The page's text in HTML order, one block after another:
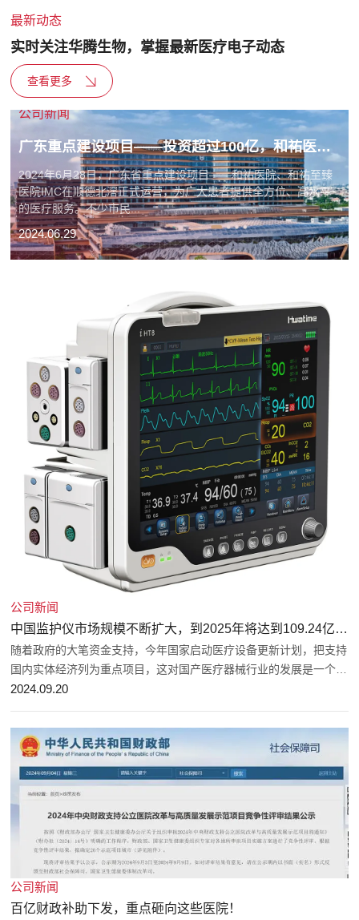
最新动态
实时关注华腾生物，掌握最新医疗电子动态
查看更多
公司新闻
广东重点建设项目——投资超过100亿，和祐医院在顺德正式运营，现大量采购医疗设备！
2024年6月28日，广东省重点建设项目——和祐医院、和祐至臻
医院IMC在顺德北滘正式运营，为广大患者提供全方位、高水平
的医疗服务。不少市民...
2024.06.29
公司新闻
中国监护仪市场规模不断扩大，到2025年将达到109.24亿元人民币
随着政府的大笔资金支持，今年国家启动医疗设备更新计划，把支持
国内实体经济列为重点项目，这对国产医疗器械行业的发展是一个非
常好的机遇。从前几年疫情期间国家对基层医疗大楼建设的大幅度投
年，这一市场继续展现出强劲的增长势头，不仅体现在市场规模的扩
大上，更在于技术创新和产品多样化的显著进步。 图片 图片 监护仪
广泛应用于医院的急诊室、重症监护病房(ICU)、手术室、病房以及
一些家庭护理环境。亚太地区监护仪占据全球市场将近一半份额，国
产监护仪市场普及率也在不断提高。 监护仪市场规模 监护仪市场在
全球范围内都有着广阔的市场前景。据监护仪市场占有率分析，预计
到2025年，全球监护仪市场规模将达到350亿美元。这一市场的增长
主要受到老龄化趋势、慢性病患病率的增加、医疗技术的进步以及人
们对医疗质量要求的提高等因素的推动。
2024.09.20
公司新闻
百亿财政补助下发，重点砸向这些医院！